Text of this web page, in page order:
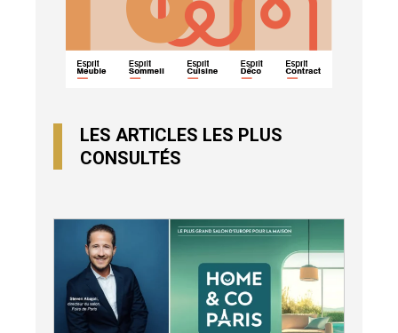
LES ARTICLES LES PLUS
CONSULTÉS